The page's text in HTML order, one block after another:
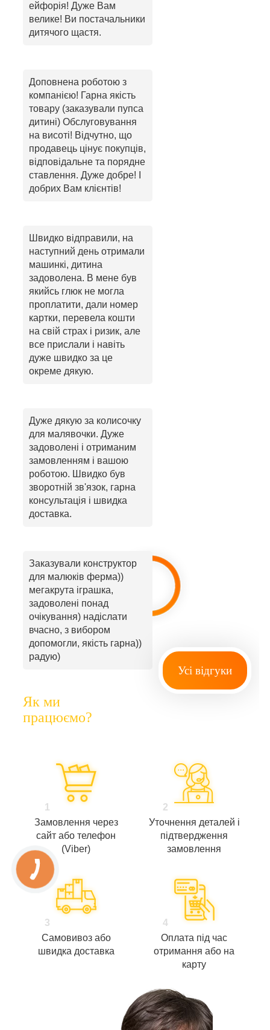
ейфорія! Дуже Вам
велике! Ви постачальники
дитячого щастя.
Доповнена роботою з
компанією! Гарна якість
товару (заказували пупса
дитині) Обслуговування
на висоті! Відчутно, що
продавець цінує покупців,
відповідальне та порядне
ставлення. Дуже добре! І
добрих Вам клієнтів!
Швидко відправили, на
наступний день отримали
машинкі, дитина
задоволена. В мене був
якийсь глюк не могла
проплатити, дали номер
картки, перевела кошти
на свій страх і ризик, але
все прислали і навіть
дуже швидко за це
окреме дякую.
Дуже дякую за колисочку
для малявочки. Дуже
задоволені і отриманим
замовленням і вашою
роботою. Швидко був
зворотній зв'язок, гарна
консультація і швидка
доставка.
Заказували конструктор
для малюків ферма))
мегакрута іграшка,
задоволені понад
очікування) надіслати
вчасно, з вибором
допомогли, якість гарна))
радую)
Усі відгуки
Як ми
працюємо?
1
Замовлення через
сайт або телефон
(Viber)
2
Уточнення деталей і
підтвердження
замовлення
3
Самовивоз або
швидка доставка
4
Оплата під час
отримання або на
карту